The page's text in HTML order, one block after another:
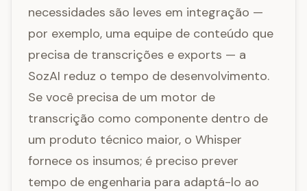
necessidades são leves em integração —
por exemplo, uma equipe de conteúdo que
precisa de transcrições e exports — a
SozAI reduz o tempo de desenvolvimento.
Se você precisa de um motor de
transcrição como componente dentro de
um produto técnico maior, o Whisper
fornece os insumos; é preciso prever
tempo de engenharia para adaptá-lo ao